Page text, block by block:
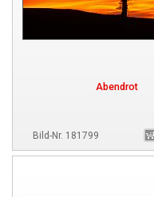
Abendrot
Bild-Nr. 181799